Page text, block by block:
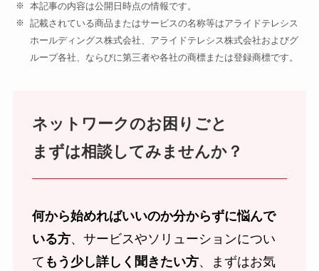
本記事の内容は公開日時点の情報です。
記載されている商品またはサービスの名称等はアライドテレシス
ホールディングス株式会社、アライドテレシス株式会社およびグ
ループ各社、ならびに第三者や各社の商標または登録商標です。
ネットワークのお困りごと
まずは相談してみませんか？
何から始めればいいのか分からずに悩んで
いる方、サービスやソリューションについ
て もう少し詳しく聞きたい方、まずはお気